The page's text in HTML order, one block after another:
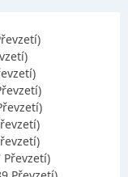
Převzetí)